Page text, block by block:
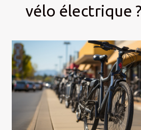
vélo électrique ?